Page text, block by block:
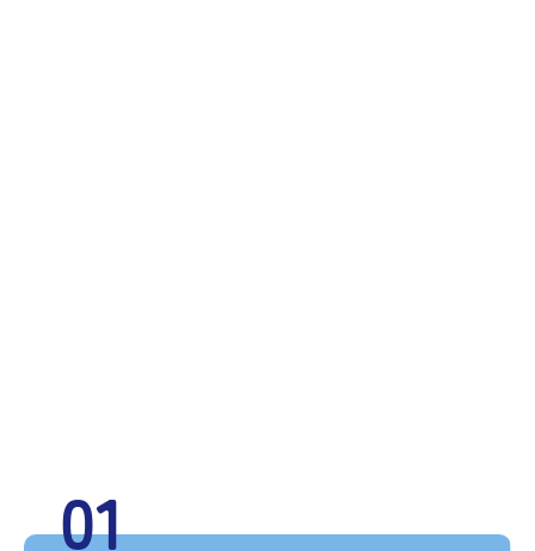
01